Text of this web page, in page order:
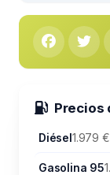
Precios
Diésel1.979 €
Gasolina 95